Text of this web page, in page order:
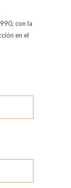
con la
en el